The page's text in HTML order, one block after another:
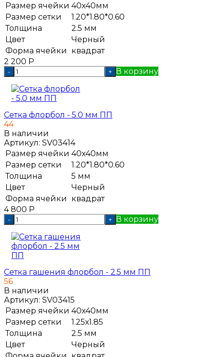
Размер ячейки 40х40мм
Размер сетки
1.20*1.80*0.60
Толщина
2.5 мм
Цвет
Черный
Форма ячейки
квадрат
2 200 Р
- + В корзину
Сетка флорбол - 5.0 мм ПП
44
В наличии
Артикул: SV03414
Размер ячейки 40х40мм
Размер сетки
1.20*1.80*0.60
Толщина
5 мм
Цвет
Черный
Форма ячейки
квадрат
4 800 Р
- + В корзину
Сетка гашения флорбол - 2.5 мм ПП
56
В наличии
Артикул: SV03415
Размер ячейки 40х40мм
Размер сетки
1.25х1.85
Толщина
2.5 мм
Цвет
Черный